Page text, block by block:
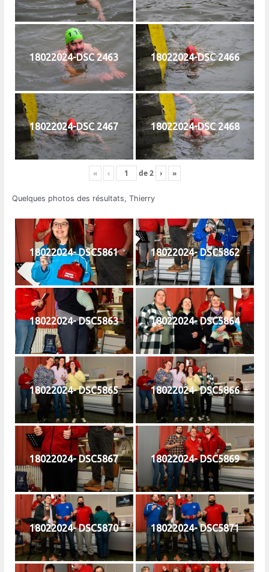
18022024-DSC 2463 18022024-DSC 2466
18022024-DSC 2467 18022024-DSC 2468
« ‹ de2 › »
Quelques photos des résultats, Thierry
18022024- DSC5861 18022024- DSC5862
18022024- DSC5863 18022024- DSC5864
18022024- DSC5865 18022024- DSC5866
18022024- DSC5867 18022024- DSC5869
18022024- DSC5870 18022024- DSC5871